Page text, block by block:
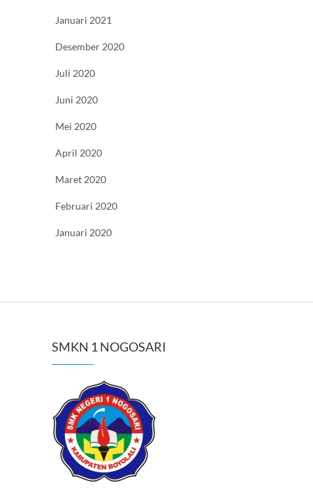
Januari 2021
Desember 2020
Juli 2020
Juni 2020
Mei 2020
April 2020
Maret 2020
Februari 2020
Januari 2020
SMKN 1 NOGOSARI